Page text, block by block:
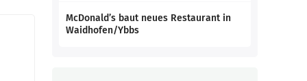
McDonald’s baut neues Restaurant in
Waidhofen/Ybbs